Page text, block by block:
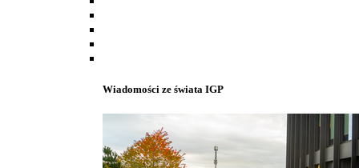
Wiadomości ze świata IGP